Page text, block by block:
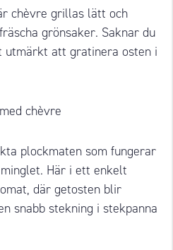
chèvre grillas lätt och
grönsaker. Saknar du
utmärkt att gratinera osten i
chèvre
plockmaten som fungerar
Här i ett enkelt
där getosten blir
snabb stekning i stekpanna